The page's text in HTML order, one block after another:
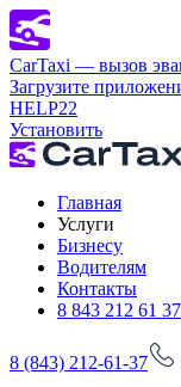
CarTaxi — вызов
Загрузите
HELP22
Установить
Главная
Услуги
Бизнесу
Водителям
Контакты
8 843 212 61 37
8 (843) 212-61-37